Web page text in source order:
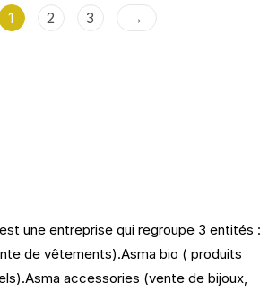
1 2 3 →
est une entreprise qui regroupe 3 entités :
de vêtements).Asma bio ( produits
accessories (vente de bijoux,